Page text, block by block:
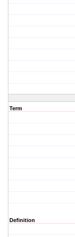
Term
Definition